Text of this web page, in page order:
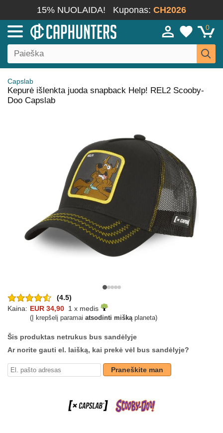
15% NUOLAIDA! Kuponas: CH2026
0
Capslab
Kepurė išlenkta juoda snapback Help! REL2 Scooby-
Doo Capslab
(4.5)
Kaina: EUR 34,90 1 x medis
(Į krepšelį paramai atsodinti miškąplaneta)
Šis produktas netrukus bus sandėlyje
Ar norite gauti el. laišką, kai prekė vėl bus sandėlyje?
Praneškite man